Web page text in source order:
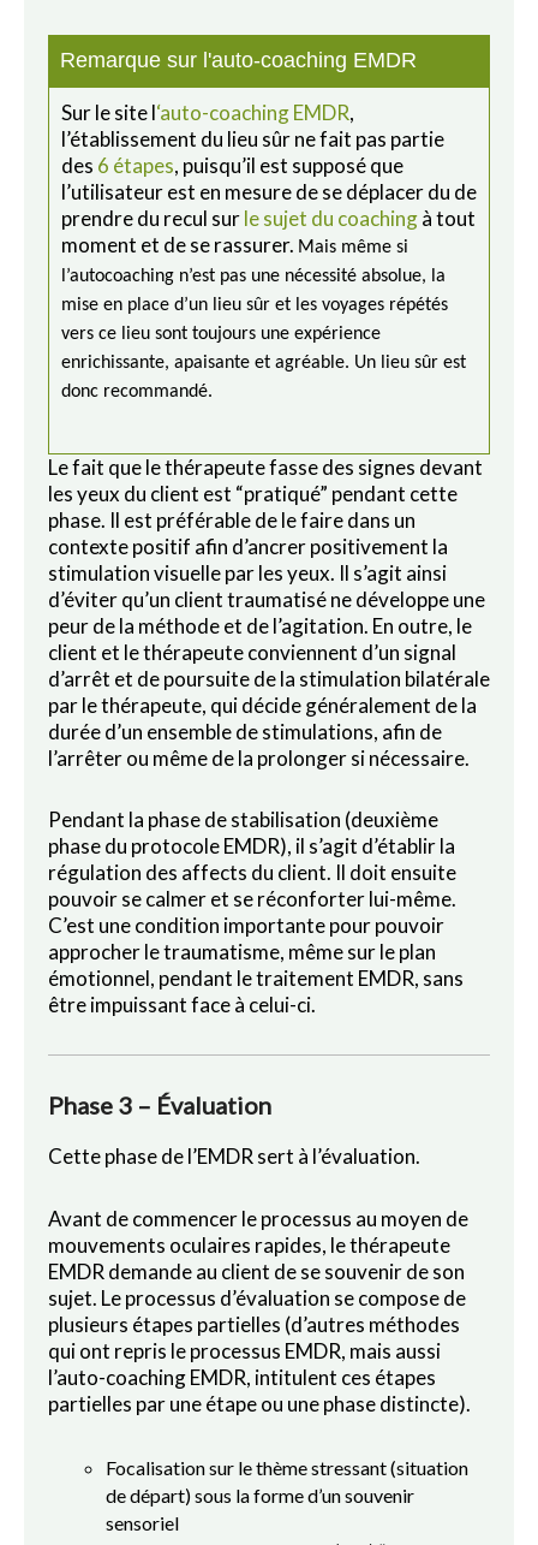
Remarque sur l'auto-coaching EMDR
Sur le site l‘auto-coaching EMDR,
l’établissement du lieu sûr ne fait pas partie
des 6 étapes, puisqu’il est supposé que
l’utilisateur est en mesure de se déplacer du de
prendre du recul surle sujet du coachingà tout
moment et de se rassurer. Mais même si
l’autocoaching n’est pas une nécessité absolue, la
mise en place d’un lieu sûr et les voyages répétés
vers ce lieu sont toujours une expérience
enrichissante, apaisante et agréable. Un lieu sûr est
donc recommandé.
Le fait que le thérapeute fasse des signes devant
les yeux du client est “pratiqué” pendant cette
phase. Il est préférable de le faire dans un
contexte positif afin d’ancrer positivement la
stimulation visuelle par les yeux. Il s’agit ainsi
d’éviter qu’un client traumatisé ne développe une
peur de la méthode et de l’agitation. En outre, le
client et le thérapeute conviennent d’un signal
d’arrêt et de poursuite de la stimulation bilatérale
par le thérapeute, qui décide généralement de la
durée d’un ensemble de stimulations, afin de
l’arrêter ou même de la prolonger si nécessaire.
Pendant la phase de stabilisation (deuxième
phase du protocole EMDR), il s’agit d’établir la
régulation des affects du client. Il doit ensuite
pouvoir se calmer et se réconforter lui-même.
C’est une condition importante pour pouvoir
approcher le traumatisme, même sur le plan
émotionnel, pendant le traitement EMDR, sans
être impuissant face à celui-ci.
Phase 3 – Évaluation
Cette phase de l’EMDR sert à l’évaluation.
Avant de commencer le processus au moyen de
mouvements oculaires rapides, le thérapeute
EMDR demande au client de se souvenir de son
sujet. Le processus d’évaluation se compose de
plusieurs étapes partielles (d’autres méthodes
qui ont repris le processus EMDR, mais aussi
l’auto-coaching EMDR, intitulent ces étapes
partielles par une étape ou une phase distincte).
Focalisation sur le thème stressant (situation
de départ) sous la forme d’un souvenir
sensoriel